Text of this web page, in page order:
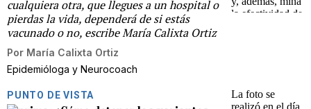
cualquiera otra, que llegues a un hospital o
pierdas la vida, dependerá de si estás
vacunado o no, escribe María Calixta Ortiz
Por María Calixta Ortiz
Epidemióloga y Neurocoach
PUNTO DE VISTA